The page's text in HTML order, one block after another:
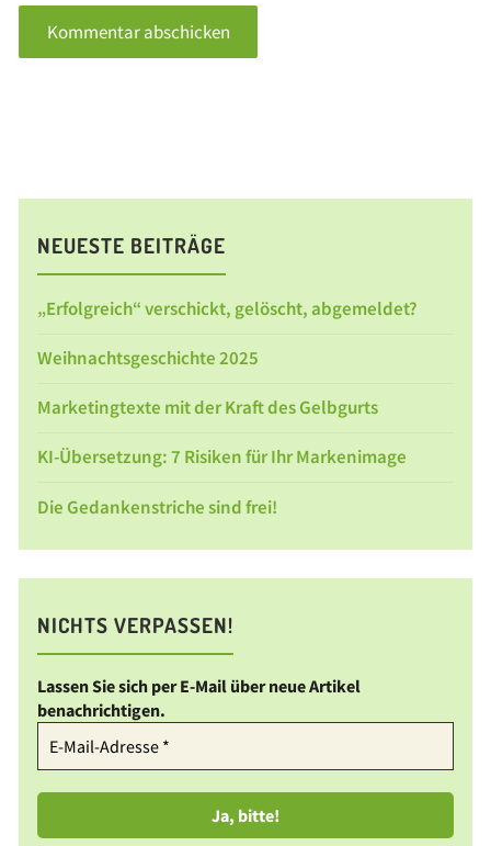
NEUESTE BEITRÄGE
„Erfolgreich“ verschickt, gelöscht, abgemeldet?
Weihnachtsgeschichte 2025
Marketingtexte mit der Kraft des Gelbgurts
KI-Übersetzung: 7 Risiken für Ihr Markenimage
Die Gedankenstriche sind frei!
NICHTS VERPASSEN!
Lassen Sie sich per E-Mail über neue Artikel
benachrichtigen.